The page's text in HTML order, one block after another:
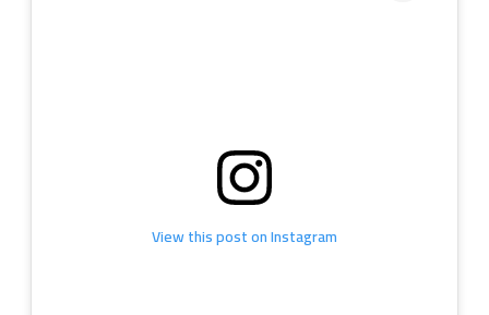
View this post on Instagram